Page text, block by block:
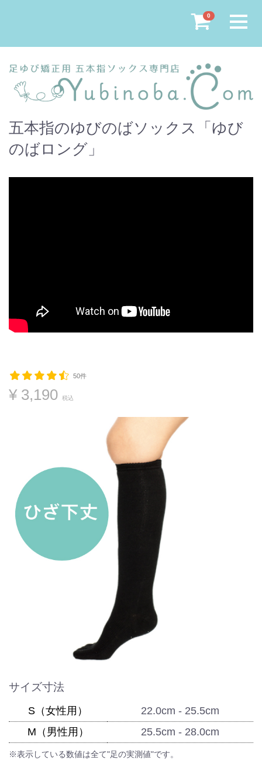
0 Menu
五本指のゆびのばソックス「ゆび
のばロング」
50件
¥ 3,190 税込
サイズ寸法
S（女性用）
22.0cm - 25.5cm
M（男性用）
25.5cm - 28.0cm
※表示している数値は全て"足の実測値"です。